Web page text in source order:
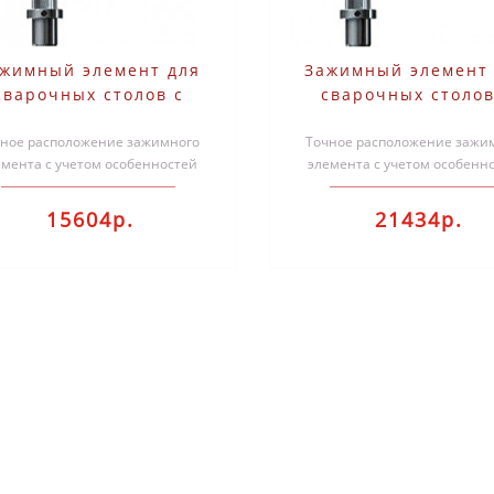
элемент для
столов с
TWV28 Bessey
TWV28-30-17-2K
расположение зажимного
с учетом особенностей
профиль и
подвижная ск..
15604р.
Зажимный элемент
сварочных
захвата TWV28
TWV28-30-17H
Точное расположение
элемента с учетом
сваркиУлучшенный
подвижная ск..
21434р.